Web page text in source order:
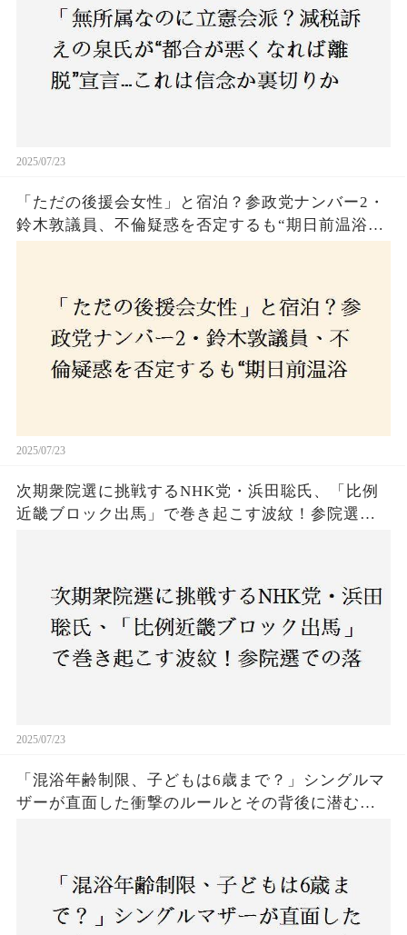
2025/07/23
「ただの後援会女性」と宿泊？参政党ナンバー2・
鈴木敦議員、不倫疑惑を否定するも“期日前温浴デ
2025/07/23
次期衆院選に挑戦するNHK党・浜田聡氏、「比例
近畿ブロック出馬」で巻き起こす波紋！参院選で
2025/07/23
「混浴年齢制限、子どもは6歳まで？」シングルマ
ザーが直面した衝撃のルールとその背後に潜む社